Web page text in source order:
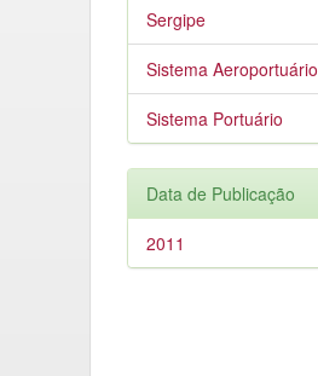
Sergipe
Sistema Aeroportuário
Sistema Portuário
Data de Publicação
2011